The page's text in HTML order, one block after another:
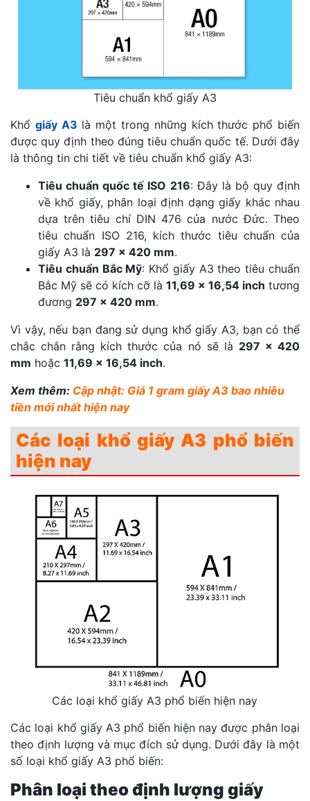
Tiêu chuẩn khổ giấy A3
Khổ giấy A3 là một trong những kích thước phổ biến
được quy định theo đúng tiêu chuẩn quốc tế. Dưới đây
là thông tin chi tiết về tiêu chuẩn khổ giấy A3:
Tiêu chuẩn quốc tế ISO 216: Đây là bộ quy định
về khổ giấy, phân loại định dạng giấy khác nhau
dựa trên tiêu chí DIN 476 của nước Đức. Theo
tiêu chuẩn ISO 216, kích thước tiêu chuẩn của
giấy A3 là 297 x 420 mm.
Tiêu chuẩn Bắc Mỹ: Khổ giấy A3 theo tiêu chuẩn
Bắc Mỹ sẽ có kích cỡ là 11,69 x 16,54 inch tương
đương 297 x 420 mm.
Vì vậy, nếu bạn đang sử dụng khổ giấy A3, bạn có thể
chắc chắn rằng kích thước của nó sẽ là 297 x 420
mm hoặc 11,69 x 16,54 inch.
Xem thêm: Cập nhật: Giá 1 gram giấy A3 bao nhiêu
tiền mới nhất hiện nay
Các loại khổ giấy A3 phổ biến
hiện nay
Các loại khổ giấy A3 phổ biến hiện nay
Các loại khổ giấy A3 phổ biến hiện nay được phân loại
theo định lượng và mục đích sử dụng. Dưới đây là một
số loại khổ giấy A3 phổ biến:
Phân loại theo định lượng giấy